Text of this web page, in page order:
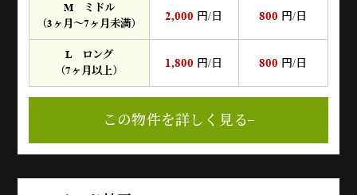
M ミドル
（3ヶ月～7ヶ月未満）
2,000 円/日 800 円/日
L ロング
（7ヶ月以上）
1,800 円/日 800 円/日
この物件を詳しく見る